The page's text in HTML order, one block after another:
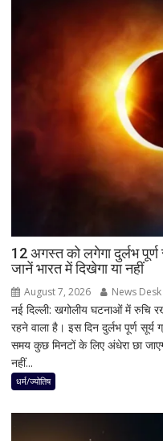
12 अगस्त को लगेगा दुर्लभ पूर्ण
जानें भारत में दिखेगा या नहीं
August 7, 2026 News Desk
नई दिल्ली: खगोलीय घटनाओं में रुचि
रहने वाला है। इस दिन दुर्लभ पूर्ण
समय कुछ मिनटों के लिए अंधेरा छा
नहीं...
धर्म/ज्योतिष